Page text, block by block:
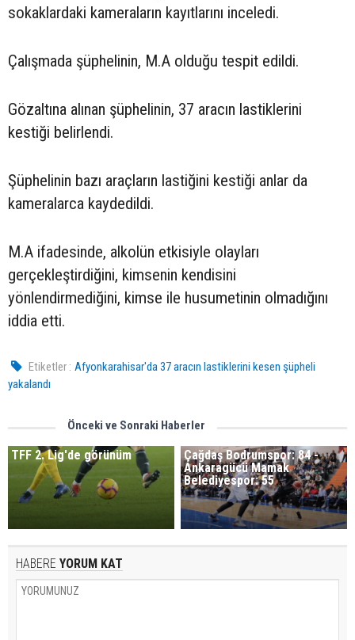
sokaklardaki kameraların kayıtlarını inceledi.
Çalışmada şüphelinin, M.A olduğu tespit edildi.
Gözaltına alınan şüphelinin, 37 aracın lastiklerini
kestiği belirlendi.
Şüphelinin bazı araçların lastiğini kestiği anlar da
kameralarca kaydedildi.
M.A ifadesinde, alkolün etkisiyle olayları
gerçekleştirdiğini, kimsenin kendisini
yönlendirmediğini, kimse ile husumetinin olmadığını
iddia etti.
Etiketler : Afyonkarahisar'da 37 aracın lastiklerini kesen şüpheli
yakalandı
Önceki ve Sonraki Haberler
TFF 2. Lig'de görünüm
Çağdaş Bodrumspor: 84 -
Ankaragücü Mamak
Belediyespor: 55
HABERE YORUM KAT